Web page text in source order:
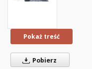
Pokaż treść
Pobierz